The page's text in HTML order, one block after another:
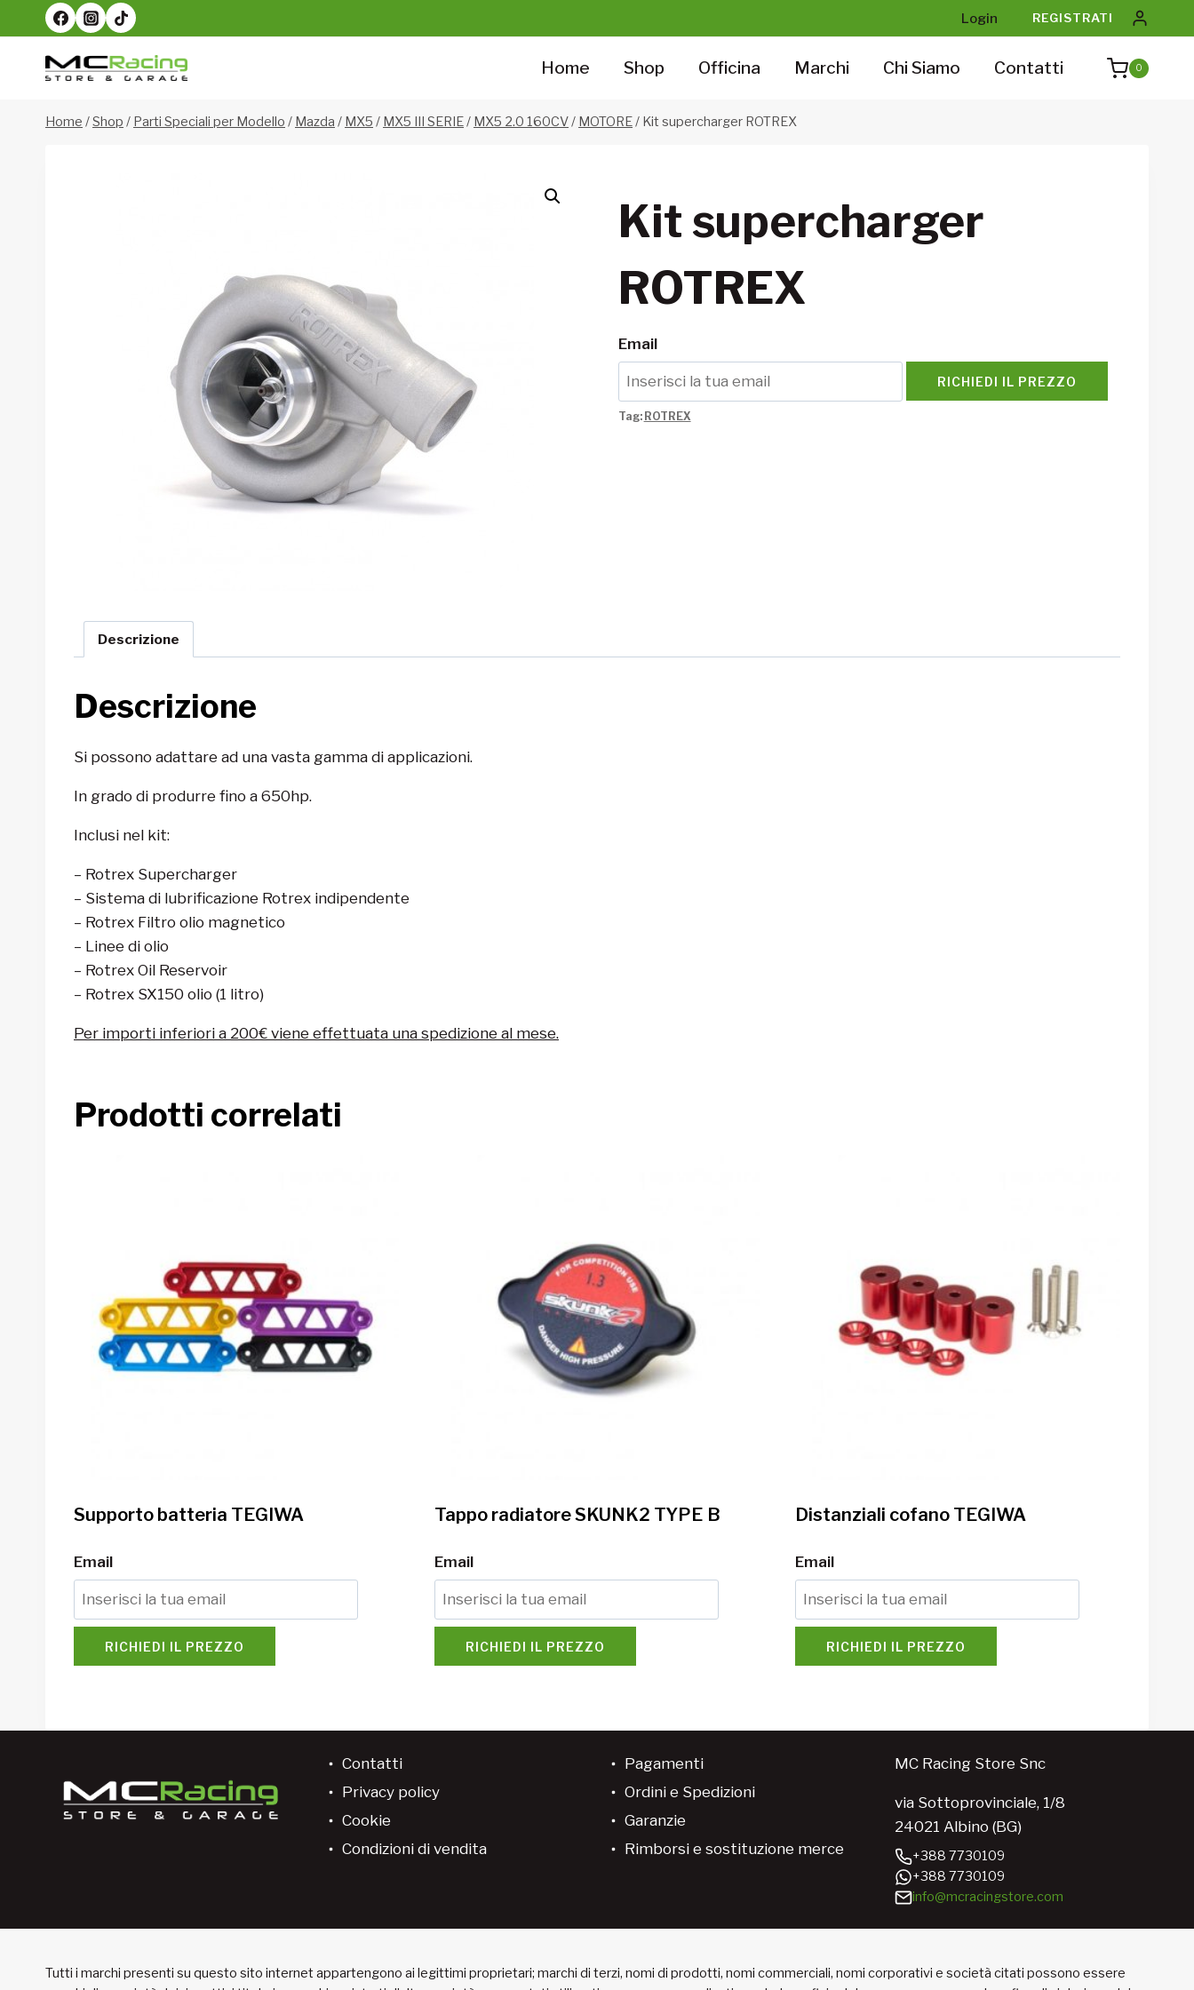
al
contenuto
Login REGISTRATI
Home Shop Officina Marchi Chi Siamo Contatti 0
Home /Shop / Parti Speciali per Modello / Mazda / MX5 / MX5 III SERIE/ MX5 2.0 160CV/ MOTORE/ Kit supercharger ROTREX
Kit supercharger
ROTREX
Email
RICHIEDI IL PREZZO
Tag: ROTREX
Descrizione
Descrizione
Si possono adattare ad una vasta gamma di applicazioni.
In grado di produrre fino a 650hp.
Inclusi nel kit:
– Rotrex Supercharger
– Sistema di lubrificazione Rotrex indipendente
– Rotrex Filtro olio magnetico
– Linee di olio
– Rotrex Oil Reservoir
– Rotrex SX150 olio (1 litro)
Per importi inferiori a 200€ viene effettuata una spedizione al mese.
Prodotti correlati
Supporto batteria TEGIWA
Email
RICHIEDI IL PREZZO
Tappo radiatore SKUNK2 TYPE B
Email
RICHIEDI IL PREZZO
Distanziali cofano TEGIWA
Email
RICHIEDI IL PREZZO
Contatti
Privacy policy
Cookie
Condizioni di vendita
Pagamenti
Ordini e Spedizioni
Garanzie
Rimborsi e sostituzione merce
MC Racing Store Snc
via Sottoprovinciale, 1/8
24021 Albino (BG)
+388 7730109
+388 7730109
info@mcracingstore.com
Tutti i marchi presenti su questo sito internet appartengono ai legittimi proprietari; marchi di terzi, nomi di prodotti, nomi commerciali, nomi corporativi e società citati possono essere